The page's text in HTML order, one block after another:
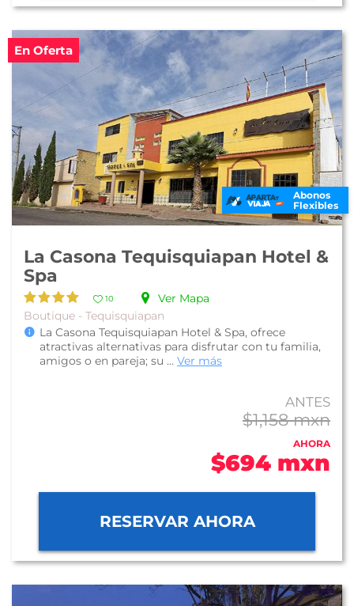
En Oferta
Abonos
Flexibles
La Casona Tequisquiapan Hotel &
Spa
10
Ver Mapa
Boutique - Tequisquiapan
La Casona Tequisquiapan Hotel & Spa, ofrece
atractivas alternativas para disfrutar con tu familia,
amigos o en pareja; su ... Ver más
ANTES
$1,158 mxn
AHORA
$694 mxn
RESERVAR AHORA